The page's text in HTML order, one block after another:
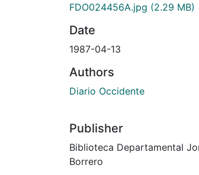
FDO024456A.jpg (2.29 MB)
Date
1987-04-13
Authors
Diario Occidente
Publisher
Biblioteca Departamental
Borrero